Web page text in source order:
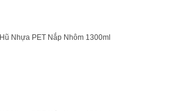
Hũ Nhựa PET Nắp Nhôm 1300ml